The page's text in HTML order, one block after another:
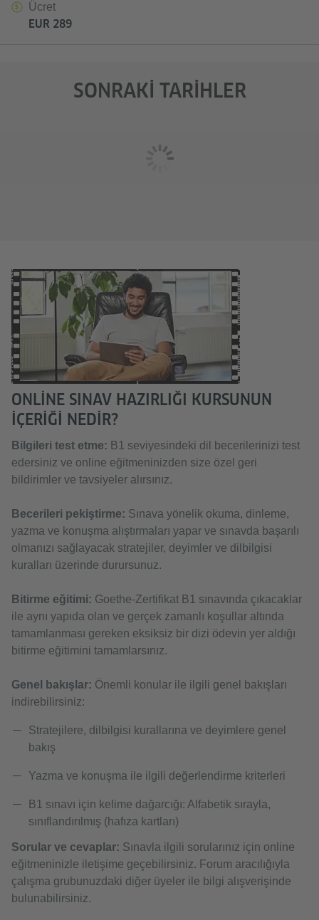
Ücret
EUR 289
SONRAKI TARIHLER
ONLINE SINAV HAZIRLIĞI KURSUNUN
IÇERIĞI NEDIR?
Bilgileri test etme: B1 seviyesindeki dil becerilerinizi test
edersiniz ve online eğitmeninizden size özel geri
bildirimler ve tavsiyeler alırsınız.
Becerileri pekiştirme: Sınava yönelik okuma, dinleme,
yazma ve konuşma alıştırmaları yapar ve sınavda başarılı
olmanızı sağlayacak stratejiler, deyimler ve dilbilgisi
kuralları üzerinde durursunuz.
Bitirme eğitimi: Goethe-Zertifikat B1 sınavında çıkacaklar
ile aynı yapıda olan ve gerçek zamanlı koşullar altında
tamamlanması gereken eksiksiz bir dizi ödevin yer aldığı
bitirme eğitimini tamamlarsınız.
Genel bakışlar: Önemli konular ile ilgili genel bakışları
indirebilirsiniz:
Stratejilere, dilbilgisi kurallarına ve deyimlere genel
bakış
Yazma ve konuşma ile ilgili değerlendirme kriterleri
B1 sınavı için kelime dağarcığı: Alfabetik sırayla,
sınıflandırılmış (hafıza kartları)
Sorular ve cevaplar: Sınavla ilgili sorularınız için online
eğitmeninizle iletişime geçebilirsiniz. Forum aracılığıyla
çalışma grubunuzdaki diğer üyeler ile bilgi alışverişinde
bulunabilirsiniz.